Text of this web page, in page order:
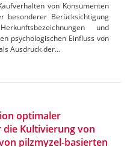
von Konsumenten
besonderer Berücksichtigung
und
psychologischen Einfluss von
Ausdruck der…
optimaler
Kultivierung von
pilzmyzel-basierten